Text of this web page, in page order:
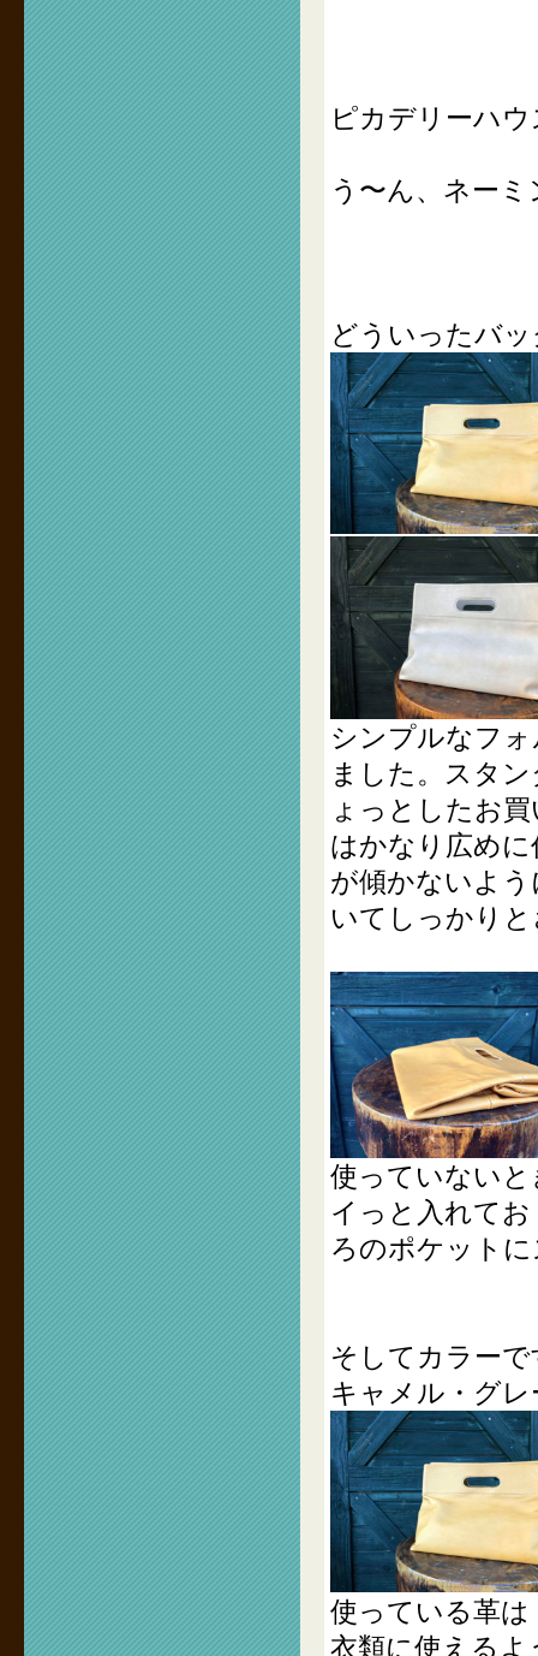
ピカデリーハ
う〜ん、ネー
どういったバ
シンプルなフ
ました。スタ
ょっとしたお
はかなり広め
が傾かないよ
いてしっかり
使っていない
イっと入れて
ろのポケット
そしてカラー
キャメル・グレ
使っている革
衣類に使える